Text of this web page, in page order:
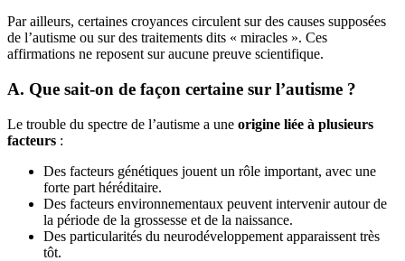
Par ailleurs, certaines croyances circulent sur des causes supposées
de l’autisme ou sur des traitements dits « miracles ». Ces
affirmations ne reposent sur aucune preuve scientifique.
A. Que sait-on de façon certaine sur l’autisme ?
Le trouble du spectre de l’autisme a une origine liée à plusieurs
facteurs :
Des facteurs génétiques jouent un rôle important, avec une
forte part héréditaire.
Des facteurs environnementaux peuvent intervenir autour de
la période de la grossesse et de la naissance.
Des particularités du neurodéveloppement apparaissent très
tôt.